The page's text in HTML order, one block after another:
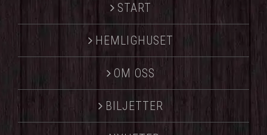
START
HEMLIGHUSET
OM OSS
BILJETTER